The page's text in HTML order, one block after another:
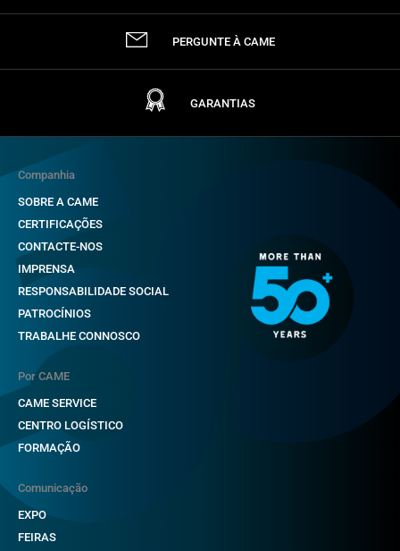
PERGUNTE À CAME
GARANTIAS
Companhia
SOBRE A CAME
CERTIFICAÇÕES
CONTACTE-NOS
IMPRENSA
RESPONSABILIDADE SOCIAL
PATROCÍNIOS
TRABALHE CONNOSCO
Por CAME
CAME SERVICE
CENTRO LOGÍSTICO
FORMAÇÃO
Comunicação
EXPO
FEIRAS